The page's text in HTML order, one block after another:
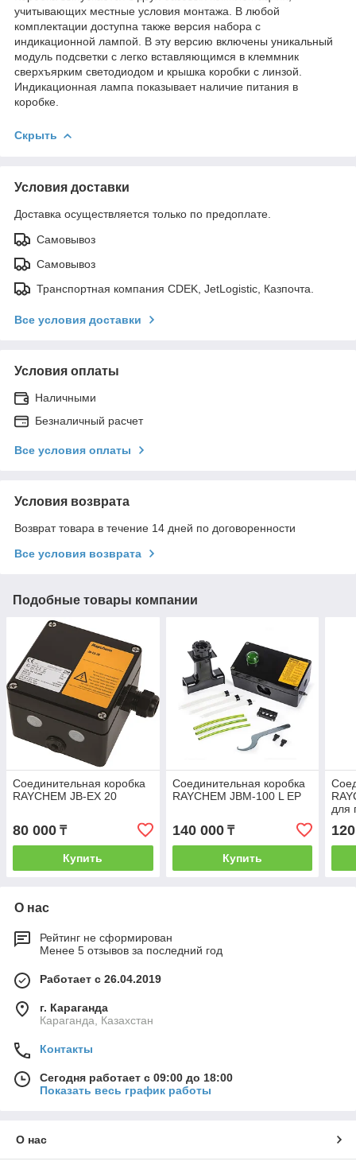
учитывающих местные условия монтажа. В любой
комплектации доступна также версия набора с
индикационной лампой. В эту версию включены уникальный
модуль подсветки с легко вставляющимся в клеммник
сверхъярким светодиодом и крышка коробки с линзой.
Индикационная лампа показывает наличие питания в
коробке.
Скрыть
Условия доставки
Доставка осуществляется только по предоплате.
Самовывоз
Самовывоз
Транспортная компания CDEK, JetLogistic, Казпочта.
Все условия доставки
Условия оплаты
Наличными
Безналичный расчет
Все условия оплаты
Условия возврата
Возврат товара в течение 14 дней по договоренности
Все условия возврата
Подобные товары компании
Соединительная коробка
RAYCHEM JB-EX 20
80 000 ₸
Купить
Соединительная коробка
RAYCHEM JBM-100 L EP
140 000₸
Купить
для
О нас
Рейтинг не сформирован
Менее 5 отзывов за последний год
Работает с 26.04.2019
г. Караганда
Караганда, Казахстан
Контакты
Сегодня работает с 09:00 до 18:00
Показать весь график работы
О нас